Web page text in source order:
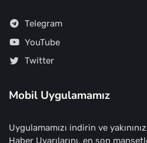
Telegram
YouTube
Twitter
Mobil Uygulamamız
Uygulamamızı indirin ve
Haber Uyarılarını, en son